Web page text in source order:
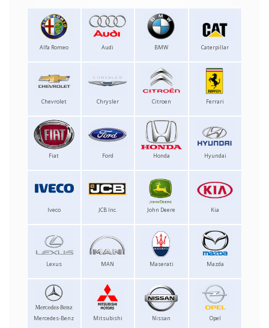
Alfa Romeo Audi BMW Caterpillar
Chevrolet Chrysler Citroen Ferrari
Fiat Ford Honda Hyundai
Iveco JCB Inc. John Deere Kia
Lexus MAN Maserati Mazda
Mercedes-Benz Mitsubishi Nissan Opel